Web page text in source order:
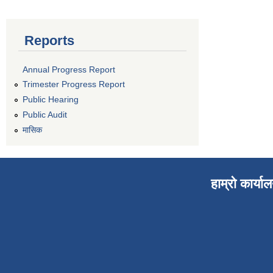
Reports
Annual Progress Report
Trimester Progress Report
Public Hearing
Public Audit
मासिक
हाम्रो